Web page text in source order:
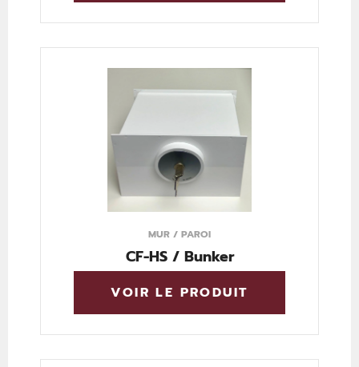
MUR / PAROI
CF-HS / Bunker
VOIR LE PRODUIT